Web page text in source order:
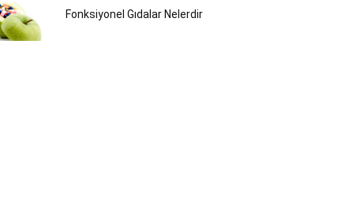
Fonksiyonel Gıdalar Nelerdir